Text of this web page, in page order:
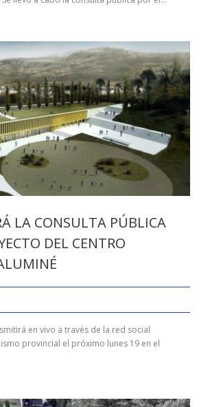
LA CONSULTA PÚBLICA
DEL CENTRO
en vivo a través de la red social
provincial el próximo lunes 19 en el